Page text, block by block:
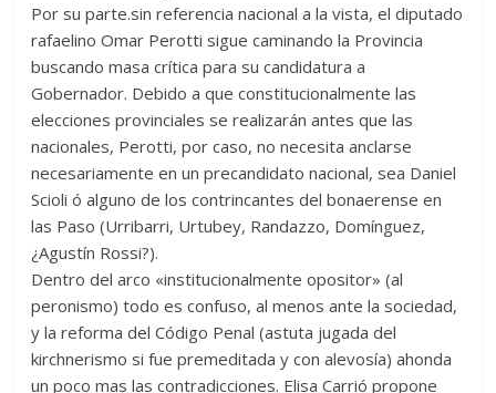
Por su parte.sin referencia nacional a la vista, el diputado
rafaelino Omar Perotti sigue caminando la Provincia
buscando masa crítica para su candidatura a
Gobernador. Debido a que constitucionalmente las
elecciones provinciales se realizarán antes que las
nacionales, Perotti, por caso, no necesita anclarse
necesariamente en un precandidato nacional, sea Daniel
Scioli ó alguno de los contrincantes del bonaerense en
las Paso (Urribarri, Urtubey, Randazzo, Domínguez,
¿Agustín Rossi?).
Dentro del arco «institucionalmente opositor» (al
peronismo) todo es confuso, al menos ante la sociedad,
y la reforma del Código Penal (astuta jugada del
kirchnerismo si fue premeditada y con alevosía) ahonda
un poco mas las contradicciones. Elisa Carrió propone